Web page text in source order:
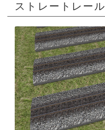
ストレートレール